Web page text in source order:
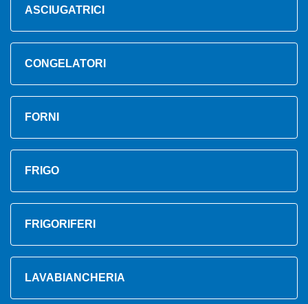
ASCIUGATRICI
CONGELATORI
FORNI
FRIGO
FRIGORIFERI
LAVABIANCHERIA